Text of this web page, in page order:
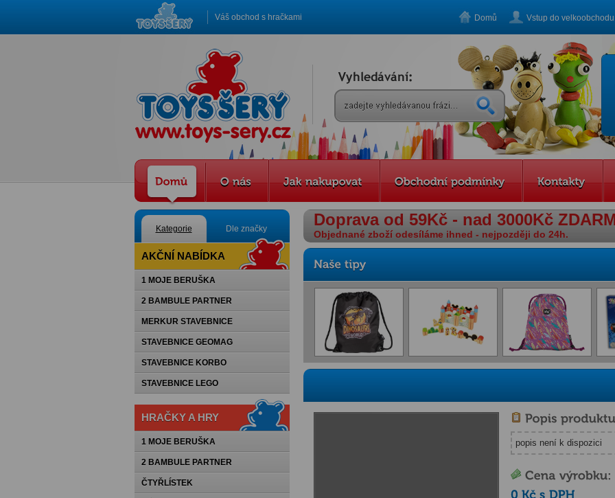
Váš obchod s hračkami Domů Vstup do velkoobchodu
Kategorie Dle značky
AKČNÍ NABÍDKA
1 MOJE BERUŠKA
2 BAMBULE PARTNER
MERKUR STAVEBNICE
STAVEBNICE GEOMAG
STAVEBNICE KORBO
STAVEBNICE LEGO
HRAČKY A HRY
1 MOJE BERUŠKA
2 BAMBULE PARTNER
ČTYŘLÍSTEK
Doprava od 59Kč - nad 3000Kč
Objednané zboží odesíláme ihned - nejpozději do 24h.
popis není k dispozici